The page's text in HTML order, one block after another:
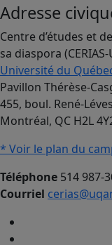
Adresse
Centre d’études et
sa diaspora
Université du
Pavillon Thérèse-
455, boul. René-
Montréal, QC H2L
* Voir le plan du
Téléphone 514 987-
Courriel